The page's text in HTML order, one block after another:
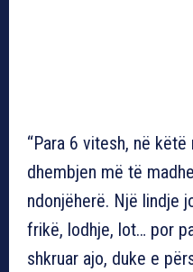
“Para 6 vitesh, në
dhembjen më të
ndonjëherë. Një lindje
frikë, lodhje, lot… por
shkruar ajo, duke e